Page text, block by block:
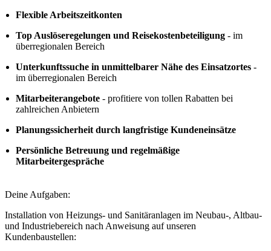
Flexible Arbeitszeitkonten
Top Auslöseregelungen und Reisekostenbeteiligung - im
überregionalen Bereich
Unterkunftssuche in unmittelbarer Nähe des Einsatzortes -
im überregionalen Bereich
Mitarbeiterangebote - profitiere von tollen Rabatten bei
zahlreichen Anbietern
Planungssicherheit durch langfristige Kundeneinsätze
Persönliche Betreuung und regelmäßige
Mitarbeitergespräche
Deine Aufgaben:
Installation von Heizungs- und Sanitäranlagen im Neubau-, Altbau-
und Industriebereich nach Anweisung auf unseren
Kundenbaustellen: